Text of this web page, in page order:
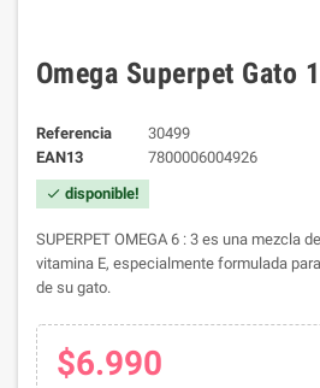
Omega Superpet Gato
Referencia
30499
EAN13
7800006004926
check disponible!
SUPERPET OMEGA 6 : 3 es una mezcla
vitamina E, especialmente formulada
de su gato.
$6.990